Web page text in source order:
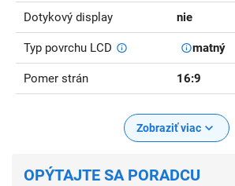
Dotykový display nie
Typ povrchu LCD matný
Pomer strán 16:9
Zobraziť viac
OPÝTAJTE SA PORADCU